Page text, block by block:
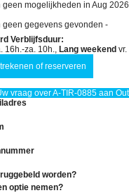
geen mogelijkheden in Aug
geen gegevens gevonden -
Verblijfsduur:
16h.-za. 10h., Lang weekend
vraag over A-TIR-0885 aan
worden?
optie nemen?